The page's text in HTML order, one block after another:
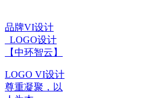
品牌VI设计
_LOGO设计
【中环智云】
LOGO VI设计
尊重凝聚，以